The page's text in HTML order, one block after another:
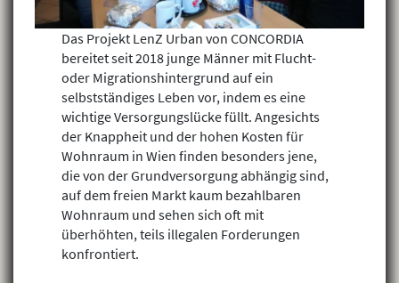
Das Projekt LenZ Urban von CONCORDIA
bereitet seit 2018 junge Männer mit Flucht-
oder Migrationshintergrund auf ein
selbstständiges Leben vor, indem es eine
wichtige Versorgungslücke füllt. Angesichts
der Knappheit und der hohen Kosten für
Wohnraum in Wien finden besonders jene,
die von der Grundversorgung abhängig sind,
auf dem freien Markt kaum bezahlbaren
Wohnraum und sehen sich oft mit
überhöhten, teils illegalen Forderungen
konfrontiert.